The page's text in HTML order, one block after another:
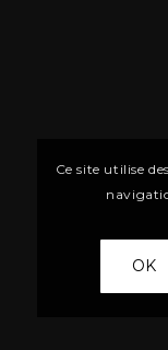
Ce site utilise
OK